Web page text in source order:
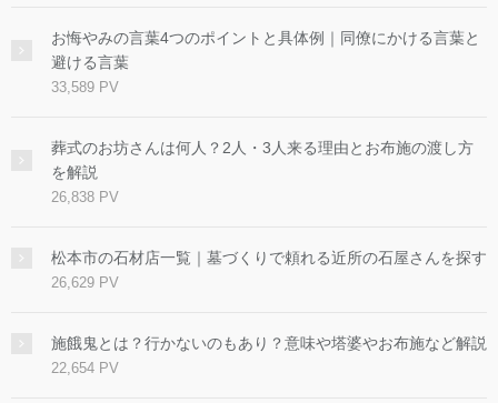
お悔やみの言葉4つのポイントと具体例｜同僚にかける言葉と
避ける言葉
33,589 PV
葬式のお坊さんは何人？2人・3人来る理由とお布施の渡し方
を解説
26,838 PV
松本市の石材店一覧｜墓づくりで頼れる近所の石屋さんを探す
26,629 PV
施餓鬼とは？行かないのもあり？意味や塔婆やお布施など解説
22,654 PV